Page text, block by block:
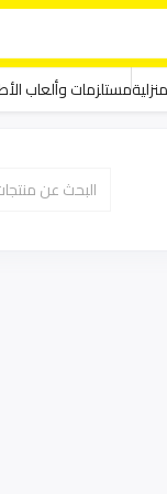
مستلزمات وألعاب